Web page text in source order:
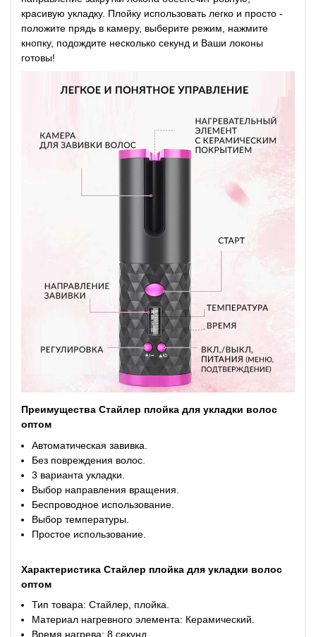
красивую укладку. Плойку использовать легко и просто -
положите прядь в камеру, выберите режим, нажмите
кнопку, подождите несколько секунд и Ваши локоны
готовы!
Преимущества Стайлер плойка для укладки волос
оптом
Автоматическая завивка.
Без повреждения волос.
3 варианта укладки.
Выбор направления вращения.
Беспроводное использование.
Выбор температуры.
Простое использование.
Характеристика Стайлер плойка для укладки волос
оптом
Тип товара: Стайлер, плойка.
Материал нагревного элемента: Керамический.
Время нагрева: 8 секунд.